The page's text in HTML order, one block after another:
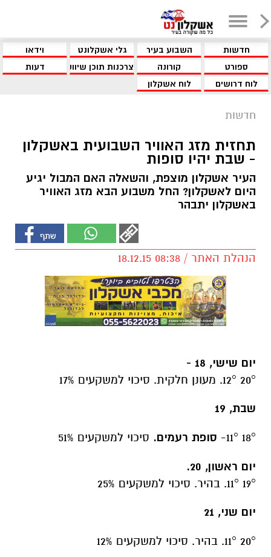
חדשות השבוע בעיר גלי אשקלונט
וידאו
ספורט
קורונה צרכנות תוכן שיווקי
דעות
לוח דרושים
לוח אשקלון
חדשות
תחזית מזג האוויר השבועית באשקלון
- שבת יהיו סופות
העיר אשקלון מוצפת, והשאלה האם המבול יגיע
היום לאשקלון? החל משבוע הבא מזג האוויר
באשקלון יתבהר
הנהלת האתר / 08:38 18.12.15
יום שישי, 18 -
20° 12°. מעונן חלקית. סיכוי למשקעים 17%
שבת, 19
18° 11°- סופת רעמים. סיכוי למשקעים 51%
יום ראשון, 20.
19° 11°. בהיר. סיכוי למשקעים 25%
יום שני, 21
20° 11°. בהיר. סיכוי למשקעים 12%